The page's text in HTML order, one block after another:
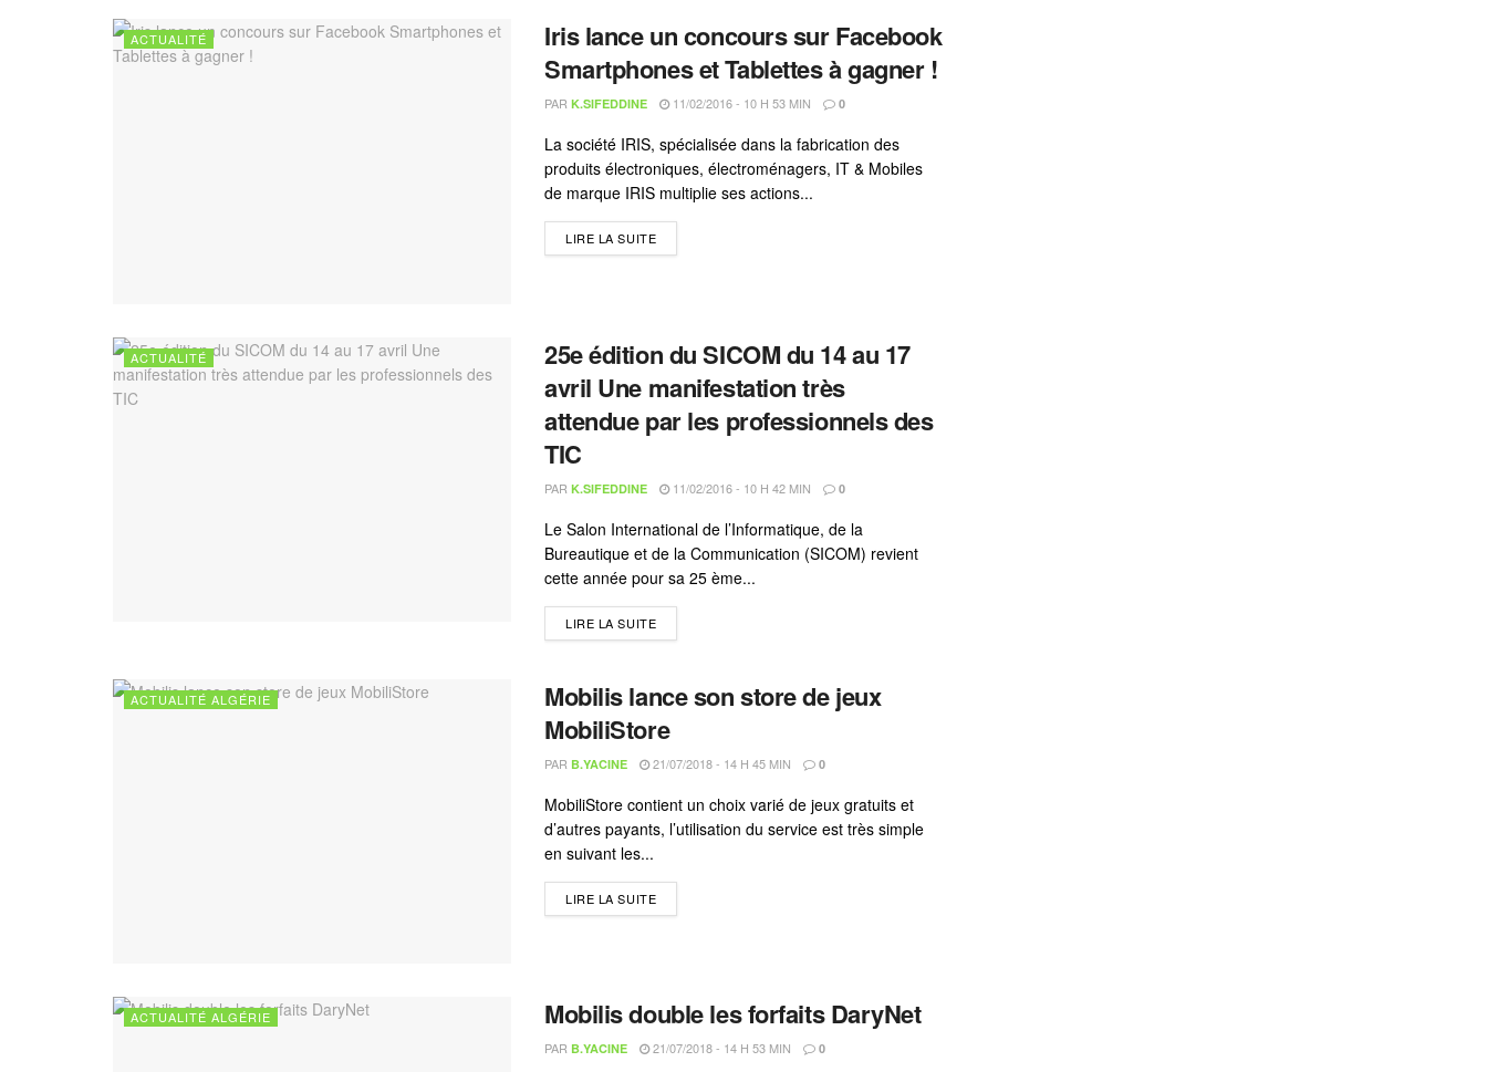
ACTUALITÉ
Iris lance un concours sur Facebook
Smartphones et Tablettes à gagner !
PAR K.SIFEDDINE 11/02/2016 - 10 H 53 MIN 0
La société IRIS, spécialisée dans la fabrication des
produits électroniques, électroménagers, IT & Mobiles
de marque IRIS multiplie ses actions...
LIRE LA SUITE
ACTUALITÉ
25e édition du SICOM du 14 au 17
avril Une manifestation très
attendue par les professionnels des
TIC
PAR K.SIFEDDINE 11/02/2016 - 10 H 42 MIN 0
Le Salon International de l’Informatique, de la
Bureautique et de la Communication (SICOM) revient
cette année pour sa 25 ème...
LIRE LA SUITE
ACTUALITÉ ALGÉRIE
Mobilis lance son store de jeux
MobiliStore
PAR B.YACINE 21/07/2018 - 14 H 45 MIN 0
MobiliStore contient un choix varié de jeux gratuits et
d’autres payants, l’utilisation du service est très simple
en suivant les...
LIRE LA SUITE
ACTUALITÉ ALGÉRIE Mobilis double les forfaits DaryNet
PAR B.YACINE 21/07/2018 - 14 H 53 MIN 0